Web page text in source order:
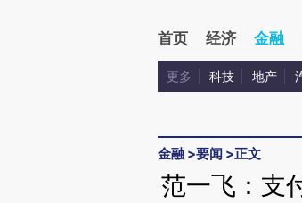
首页 经济 金融
更多 科技 地产
金融 >要闻 >正文
范一飞：支